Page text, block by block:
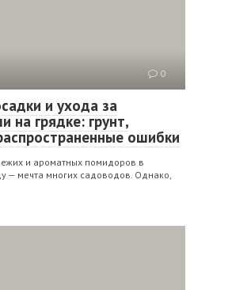
0
и ухода за
на грядке: грунт,
ошибки
и ароматных помидоров в
— мечта многих садоводов. Однако,